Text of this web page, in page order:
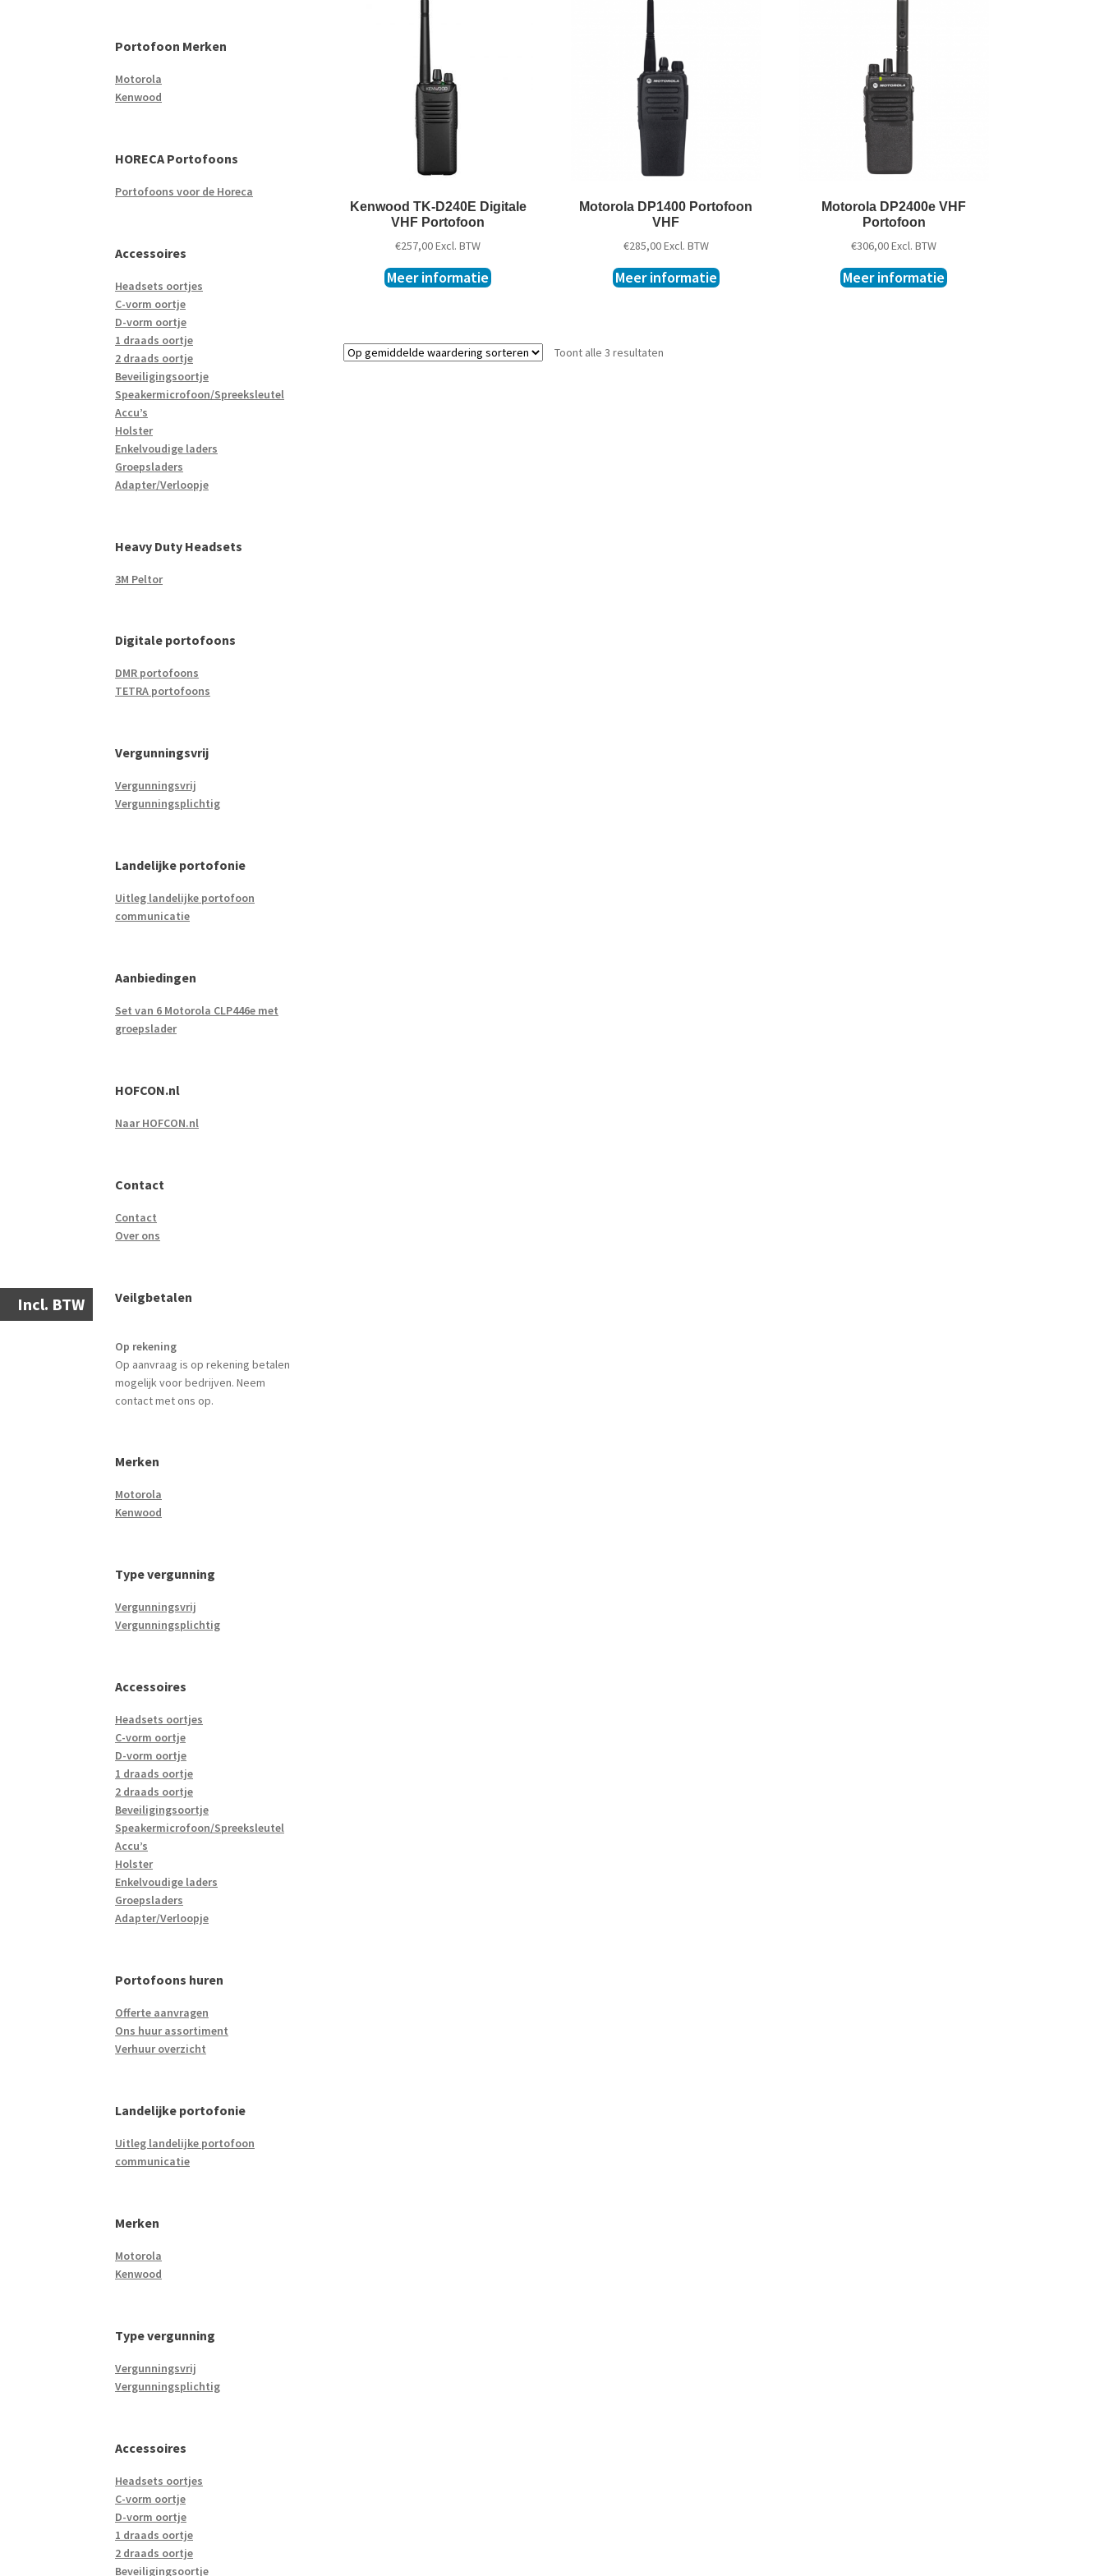
Incl. BTW
Kenwood TK-D240E Digitale
VHF Portofoon
€257,00Excl. BTW
Meer informatie
Motorola DP1400 Portofoon
VHF
€285,00Excl. BTW
Meer informatie
Motorola DP2400e VHF
Portofoon
€306,00Excl. BTW
Meer informatie
Toont alle 3 resultaten
Portofoon Merken
Motorola
Kenwood
HORECA Portofoons
Portofoons voor de Horeca
Accessoires
Headsets oortjes
C-vorm oortje
D-vorm oortje
1 draads oortje
2 draads oortje
Beveiligingsoortje
Speakermicrofoon/Spreeksleutel
Accu’s
Holster
Enkelvoudige laders
Groepsladers
Adapter/Verloopje
Heavy Duty Headsets
3M Peltor
Digitale portofoons
DMR portofoons
TETRA portofoons
Vergunningsvrij
Vergunningsvrij
Vergunningsplichtig
Landelijke portofonie
Uitleg landelijke portofoon
communicatie
Aanbiedingen
Set van 6 Motorola CLP446e met
groepslader
HOFCON.nl
Naar HOFCON.nl
Contact
Contact
Over ons
Veilgbetalen
Op rekening
Op aanvraag is op rekening betalen
mogelijk voor bedrijven. Neem
contact met ons op.
Merken
Motorola
Kenwood
Type vergunning
Vergunningsvrij
Vergunningsplichtig
Accessoires
Headsets oortjes
C-vorm oortje
D-vorm oortje
1 draads oortje
2 draads oortje
Beveiligingsoortje
Speakermicrofoon/Spreeksleutel
Accu’s
Holster
Enkelvoudige laders
Groepsladers
Adapter/Verloopje
Portofoons huren
Offerte aanvragen
Ons huur assortiment
Verhuur overzicht
Landelijke portofonie
Uitleg landelijke portofoon
communicatie
Merken
Motorola
Kenwood
Type vergunning
Vergunningsvrij
Vergunningsplichtig
Accessoires
Headsets oortjes
C-vorm oortje
D-vorm oortje
1 draads oortje
2 draads oortje
Beveiligingsoortje